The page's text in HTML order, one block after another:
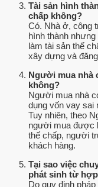
Tài sản hình
chấp không?
Có. Nhà ở, công
hình thành
làm tài sản thế
xây dựng và
Người mua nhà
không?
Người mua nhà
dụng vốn vay sai
Tuy nhiên, theo
người mua được
thế chấp, người
khách hàng.
Tại sao việc
phát sinh từ
Do quy định